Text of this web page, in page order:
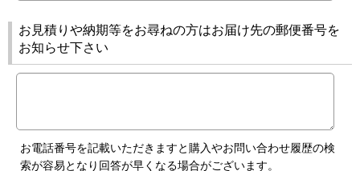
お見積りや納期等をお尋ねの方はお届け先の郵便番号を
お知らせ下さい
お電話番号を記載いただきますと購入やお問い合わせ履歴の検
索が容易となり回答が早くなる場合がございます。